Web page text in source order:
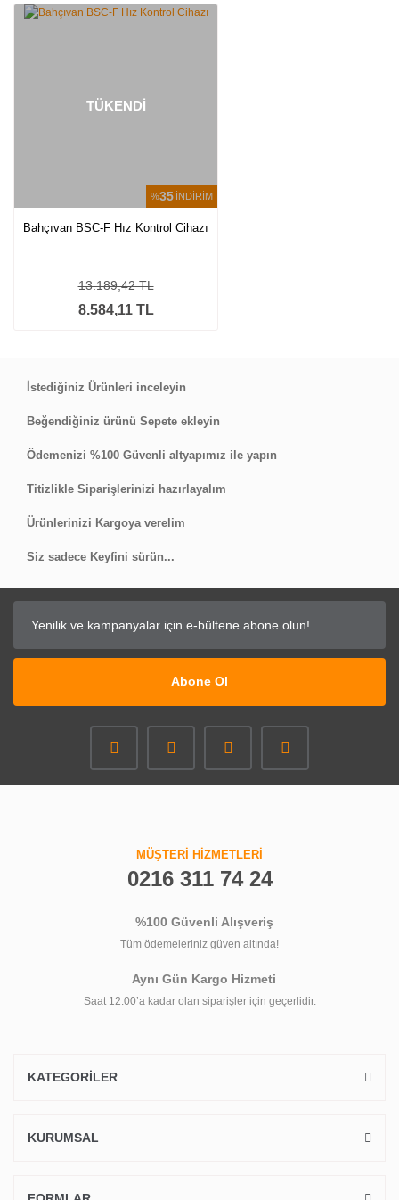
%35 İNDİRİM
TÜKENDİ
Bahçıvan BSC-F Hız Kontrol Cihazı
8.584,11 TL
13.189,42 TL
İstediğiniz Ürünleri inceleyin
Beğendiğiniz ürünü Sepete ekleyin
Ödemenizi %100 Güvenli altyapımız ile yapın
Titizlikle Siparişlerinizi hazırlayalım
Ürünlerinizi Kargoya verelim
Siz sadece Keyfini sürün...
Abone Ol
MÜŞTERİ HİZMETLERİ
0216 311 74 24
%100 Güvenli Alışveriş
Tüm ödemeleriniz güven altında!
Aynı Gün Kargo Hizmeti
Saat 12:00’a kadar olan siparişler için geçerlidir.
KATEGORİLER
KURUMSAL